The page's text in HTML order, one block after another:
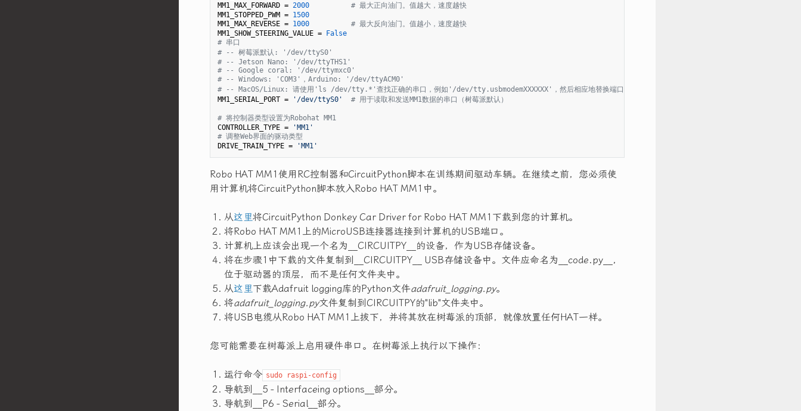
MM1_MAX_FORWARD = 2000
# 最大正向油门。值越大，速度越快
MM1_STOPPED_PWM = 1500
MM1_MAX_REVERSE = 1000
# 最大反向油门。值越小，速度越快
MM1_SHOW_STEERING_VALUE = False
# 串口
# -- 树莓派默认: '/dev/ttyS0'
# -- Jetson Nano: '/dev/ttyTHS1'
# -- Google coral: '/dev/ttymxc0'
# -- Windows: 'COM3'，Arduino: '/dev/ttyACM0'
# -- MacOS/Linux: 请使用'ls /dev/tty.*'查找正确的串口，例如'/dev/tty.usbmodemXXXXXX'，然后相应地替换端口
MM1_SERIAL_PORT =
'/dev/ttyS0' # 用于读取和发送MM1数据的串口（树莓派默认）
# 将控制器类型设置为Robohat MM1
CONTROLLER_TYPE =
'MM1'
# 调整Web界面的驱动类型
DRIVE_TRAIN_TYPE =
'MM1'
Robo HAT MM1使用RC控制器和CircuitPython脚本在训练期间驱动车辆。在继续之前，您必须使
用计算机将CircuitPython脚本放入Robo HAT MM1中。
从这里将CircuitPython Donkey Car Driver for Robo HAT MM1下载到您的计算机。
将Robo HAT MM1上的MicroUSB连接器连接到计算机的USB端口。
计算机上应该会出现一个名为__CIRCUITPY__的设备，作为USB存储设备。
将在步骤1中下载的文件复制到__CIRCUITPY__ USB存储设备中。文件应命名为__code.py__，
位于驱动器的顶层，而不是任何文件夹中。
从这里下载Adafruit logging库的Python文件adafruit_logging.py。
将adafruit_logging.py文件复制到CIRCUITPY的"lib"文件夹中。
将USB电缆从Robo HAT MM1上拔下，并将其放在树莓派的顶部，就像放置任何HAT一样。
您可能需要在树莓派上启用硬件串口。在树莓派上执行以下操作：
运行命令 sudo raspi-config
导航到__5 - Interfaceing options__部分。
导航到__P6 - Serial__部分。